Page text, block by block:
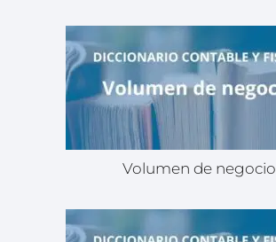
Volumen de negocio